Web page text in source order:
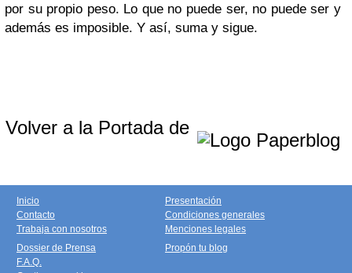
por su propio peso. Lo que no puede ser, no puede ser y
además es imposible. Y así, suma y sigue.
Volver a la Portada de
Inicio
Contacto
Trabaja con nosotros
Presentación
Condiciones generales
Menciones legales
Dossier de Prensa
F.A.Q.
Propón tu blog